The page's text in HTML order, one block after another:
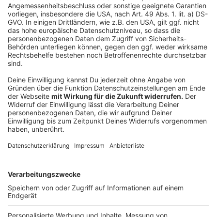
ihren Job auf der Parade, zeigte sich dabei aber
bestens gelaunt. Ein Passant filmte diesen Moment,
als sie zu einem Lied tanzend neben der Parade stand.
Daraus entstand ein sogar deutschlandweiter Hype
um die junge Polizistin aus Köln-Mülheim. "Ich habe die
gesehen und habe mich über die überwältigende
positive Resonanz in den Medien sehr gefreut. Frau
Yagmur hat gezeigt, dass sie Spaß bei der Arbeit hat.
Das ist die beste Werbung für diesen Beruf",
kommentierte Falk Schnabel, Kölns-Polizeipräsident
Anzeige